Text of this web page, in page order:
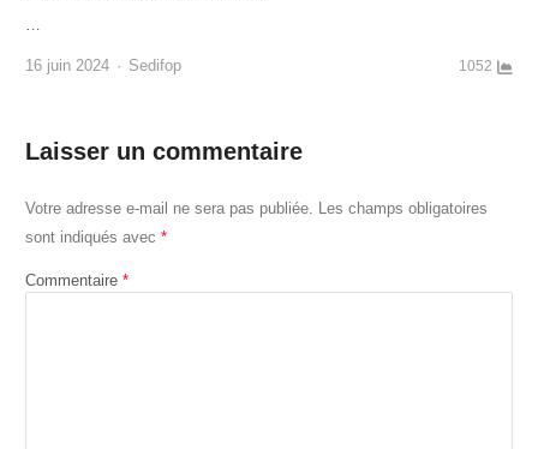
…
16 juin 2024 Author
Sedifop 1052
Laisser un commentaire
Votre adresse e-mail ne sera pas publiée. Les champs obligatoires
sont indiqués avec *
Commentaire *